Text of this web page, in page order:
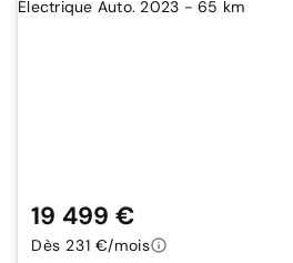
19 499 €
Dès 231 €/mois